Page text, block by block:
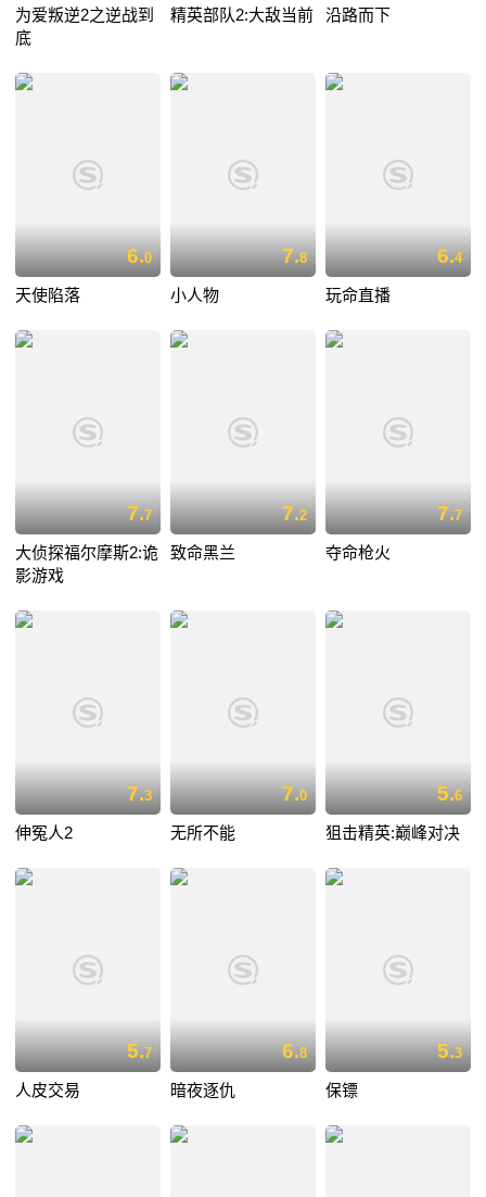
为爱叛逆2之逆战到
底
精英部队2:大敌当前 沿路而下
6.0
天使陷落
7.8
小人物
6.4
玩命直播
7.7
大侦探福尔摩斯2:诡
影游戏
7.2
致命黑兰
7.7
夺命枪火
7.3
伸冤人2
7.0
无所不能
5.6
狙击精英:巅峰对决
5.7
人皮交易
6.8
暗夜逐仇
5.3
保镖